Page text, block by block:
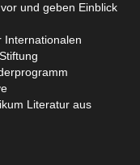
und geben Einblick
Internationalen
Literatur aus